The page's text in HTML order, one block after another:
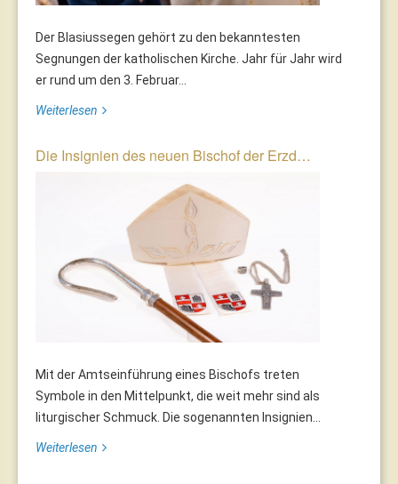
Der Blasiussegen gehört zu den bekanntesten
Segnungen der katholischen Kirche. Jahr für Jahr wird
er rund um den 3. Februar...
Weiterlesen
Die Insignien des neuen Bischof der Erzd…
Mit der Amtseinführung eines Bischofs treten
Symbole in den Mittelpunkt, die weit mehr sind als
liturgischer Schmuck. Die sogenannten Insignien...
Weiterlesen